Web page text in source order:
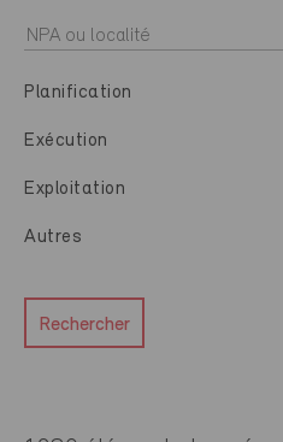
Planification
Exécution
Exploitation
Autres
Rechercher